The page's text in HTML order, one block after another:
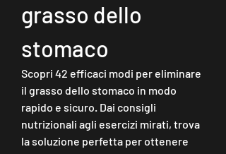
grasso dello
stomaco
Scopri 42 efficaci modi per eliminare
il grasso dello stomaco in modo
rapido e sicuro. Dai consigli
nutrizionali agli esercizi mirati, trova
la soluzione perfetta per ottenere